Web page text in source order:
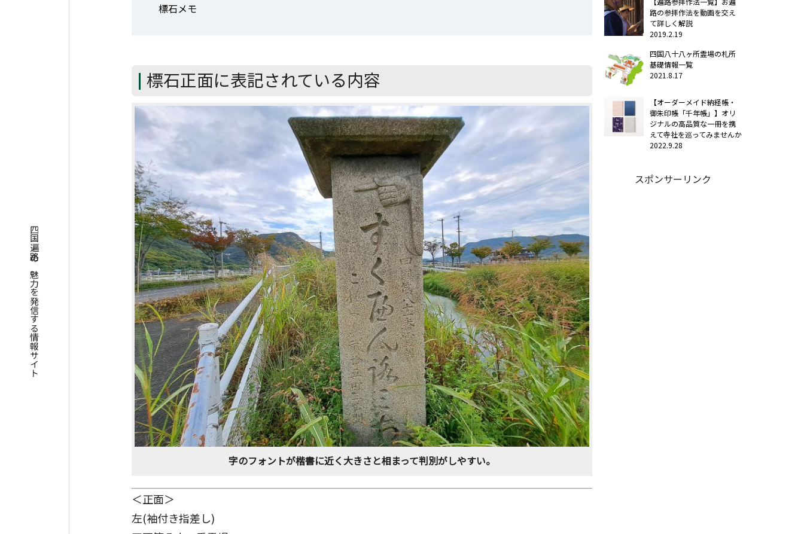
四国遍路の魅力を発信する情報サイト
標石メモ
標石正面に表記されている内容
字のフォントが楷書に近く大きさと相まって判別がしやすい。
＜正面＞
左(袖付き指差し)
路の参拝作法を動画を交え
て詳しく解説
2019.2.19
四国八十八ヶ所霊場の札所
基礎情報一覧
2021.8.17
【オーダーメイド納経帳・
御朱印帳「千年帳」】オリ
ジナルの高品質な一冊を携
えて寺社を巡ってみませんか
2022.9.28
スポンサーリンク